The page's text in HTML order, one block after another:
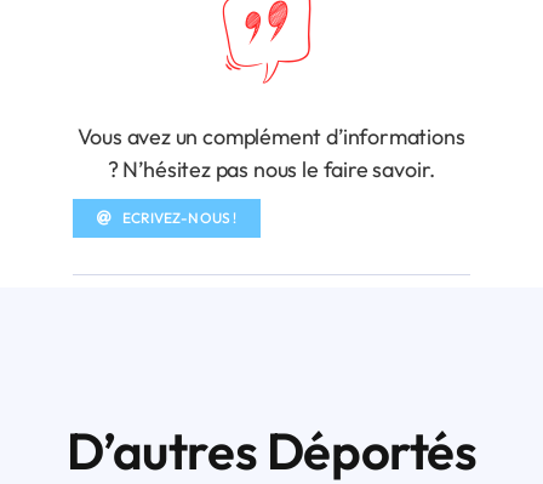
Vous avez un complément d’informations
? N’hésitez pas nous le faire savoir.
ECRIVEZ-NOUS !
D’autres Déportés